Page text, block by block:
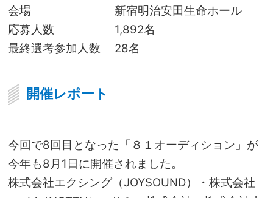
会場
新宿明治安田生命ホール
応募人数
1,892名
最終選考参加人数
28名
開催レポート
今回で8回目となった「８１オーディション」が
今年も8月1日に開催されました。
株式会社エクシング（JOYSOUND）・株式会社